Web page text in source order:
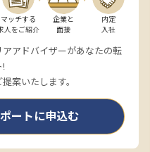
マッチする
人をご紹介
企業と
面接
内定
入社
アドバイザーがあなたの転
!
案いたします。
ートに申込む